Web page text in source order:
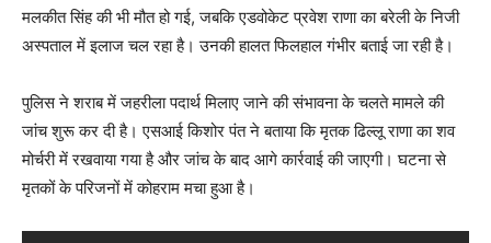
मलकीत सिंह की भी मौत हो गई, जबकि एडवोकेट प्रवेश राणा का बरेली के निजी
अस्पताल में इलाज चल रहा है। उनकी हालत फिलहाल गंभीर बताई जा रही है।
पुलिस ने शराब में जहरीला पदार्थ मिलाए जाने की संभावना के चलते मामले की
जांच शुरू कर दी है। एसआई किशोर पंत ने बताया कि मृतक ढिल्लू राणा का शव
मोर्चरी में रखवाया गया है और जांच के बाद आगे कार्रवाई की जाएगी। घटना से
मृतकों के परिजनों में कोहराम मचा हुआ है।